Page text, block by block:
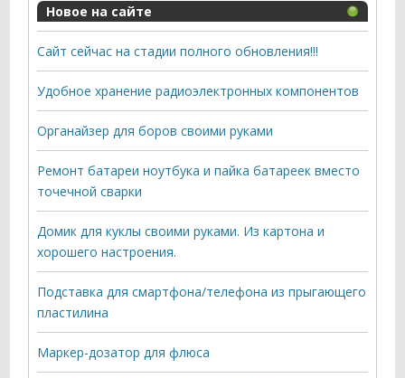
Новое на сайте
Сайт сейчас на стадии полного обновления!!!
Удобное хранение радиоэлектронных компонентов
Органайзер для боров своими руками
Ремонт батареи ноутбука и пайка батареек вместо
точечной сварки
Домик для куклы своими руками. Из картона и
хорошего настроения.
Подставка для смартфона/телефона из прыгающего
пластилина
Маркер-дозатор для флюса